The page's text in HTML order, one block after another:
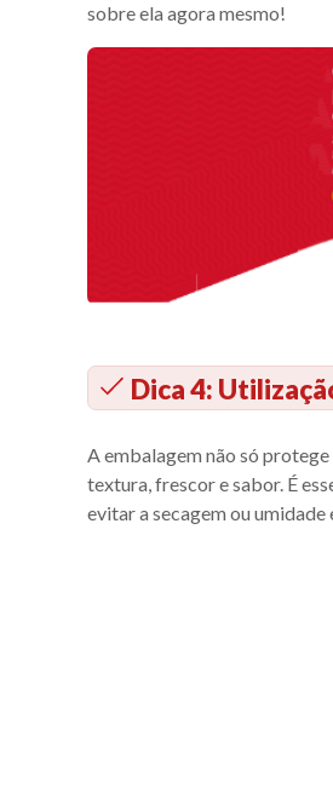
sobre ela agora mesmo!
Dica 4:
A embalagem não só
textura, frescor e sabor. É
evitar a secagem ou